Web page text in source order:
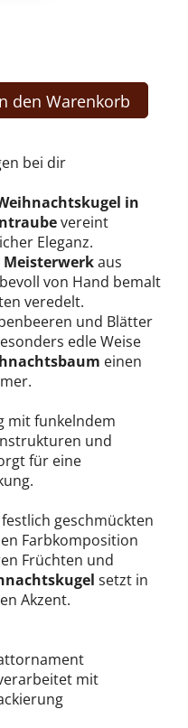
den Warenkorb
bei dir
in
vereint
Eleganz.
Meisterwerkaus
von Hand bemalt
veredelt.
und Blätter
edle Weise
einen
mit funkelndem
und
für eine
geschmückten
Farbkomposition
Früchten und
setzt in
Akzent.
mit